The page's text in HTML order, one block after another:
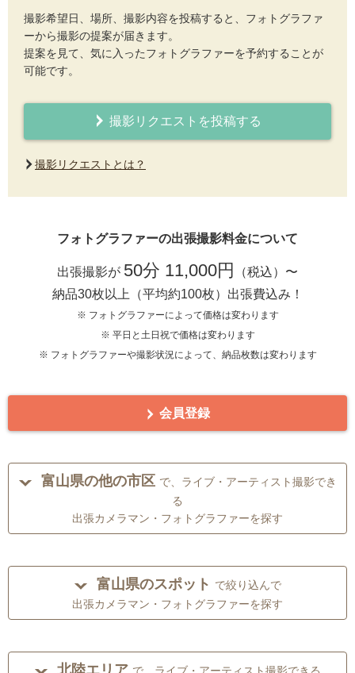
撮影希望日、場所、撮影内容を投稿すると、フォトグラファ
ーから撮影の提案が届きます。
提案を見て、気に入ったフォトグラファーを予約することが
可能です。
撮影リクエストを投稿する
撮影リクエストとは？
フォトグラファーの出張撮影料金について
出張撮影が 50分 11,000円
（税込）〜
納品30枚以上（平均約100枚）出張費込み！
※ フォトグラファーによって価格は変わります
※ 平日と土日祝で価格は変わります
※ フォトグラファーや撮影状況によって、納品枚数は変わります
会員登録
富山県の他の市区 で、ライブ・アーティスト撮影でき
る
出張カメラマン・フォトグラファーを探す
富山県のスポット で絞り込んで
出張カメラマン・フォトグラファーを探す